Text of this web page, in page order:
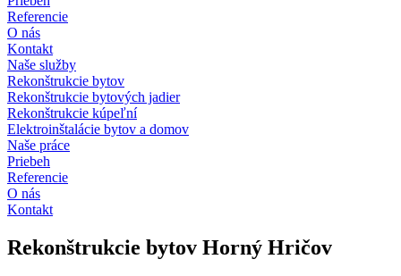
Referencie
O nás
Kontakt
Naše služby
Rekonštrukcie bytov
Rekonštrukcie bytových jadier
Rekonštrukcie kúpeľní
Elektroinštalácie bytov a domov
Naše práce
Priebeh
Referencie
O nás
Kontakt
Rekonštrukcie bytov Horný Hričov